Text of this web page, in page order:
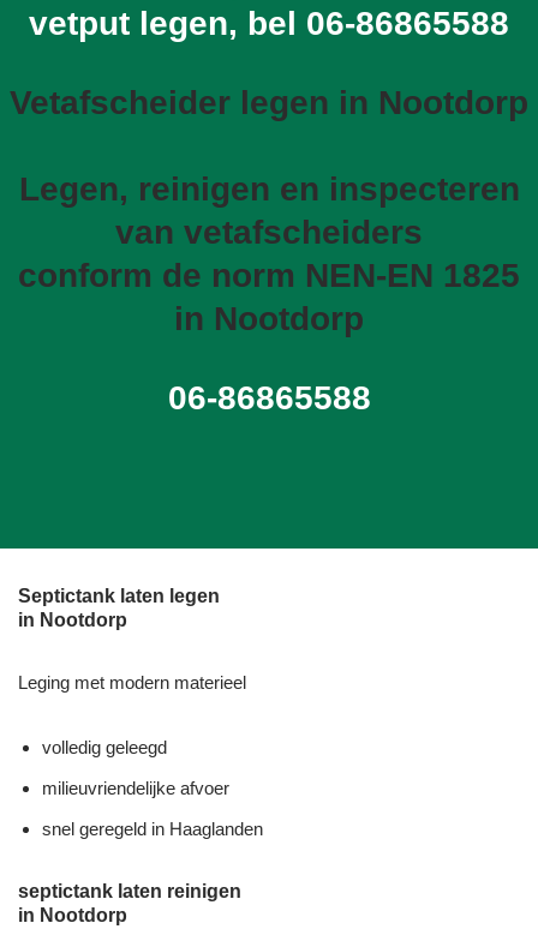
vetput legen, bel 06-86865588
Vetafscheider legen in Nootdorp
Legen, reinigen en inspecteren
van vetafscheiders
conform de norm NEN-EN 1825
in Nootdorp
06-86865588
Septictank laten legen
in Nootdorp
Leging met modern materieel
volledig geleegd
milieuvriendelijke afvoer
snel geregeld in Haaglanden
septictank laten reinigen
in Nootdorp